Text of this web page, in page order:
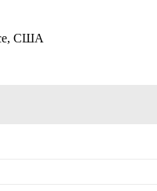
США